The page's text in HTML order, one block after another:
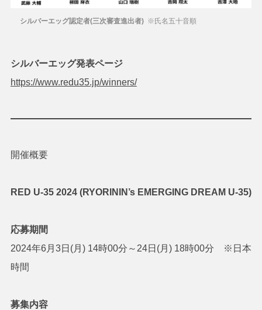
シルバーエッグ認定者(三次審査進出者) ※氏名五十音順
シルバーエッグ発表ページ
https://www.redu35.jp/winners/
開催概要
RED U-35 2024 (RYORININ’s EMERGING DREAM U-35)
応募期間
2024年6月3日(月) 14時00分～24日(月) 18時00分 ※日本
時間
募集内容